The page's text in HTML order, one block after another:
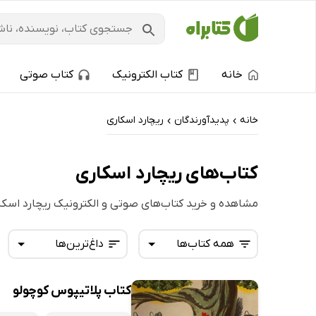
خانه کتاب الکترونیک کتاب صوتی
خانه › پدیدآورندگان › ریچارد اسکاری
کتاب‌های ریچارد اسکاری
مشاهده و خرید کتاب‌های صوتی و الکترونیک ریچارد
داغ‌ترین‌ها
تازه‌ها
همه کتاب‌ها
همه کتاب‌ها
کتاب پلاتیپوس کوچولو